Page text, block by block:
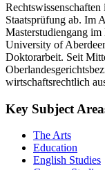
Christian
Staatsprüfung ab. Im
Masterstudiengang
University of
Doktorarbeit. Seit
Key Subject Areas
The Arts
Education